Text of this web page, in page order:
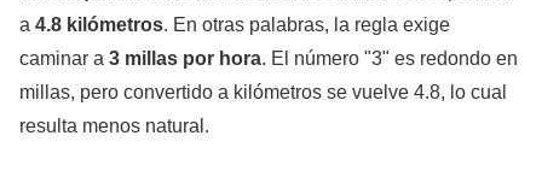
a 4.8 kilómetros. En otras palabras, la regla exige
caminar a 3 millas por hora. El número "3" es redondo en
millas, pero convertido a kilómetros se vuelve 4.8, lo cual
resulta menos natural.